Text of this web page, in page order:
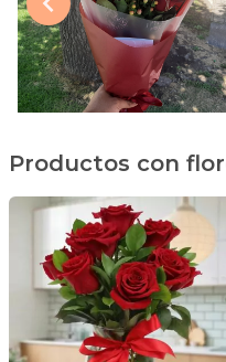
Productos con